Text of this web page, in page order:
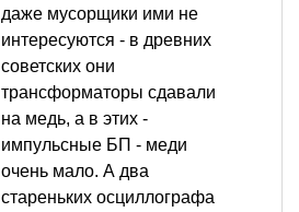
даже мусорщики ими не
интересуются - в древних
советских они
трансформаторы сдавали
на медь, а в этих -
импульсные БП - меди
очень мало. А два
стареньких осциллографа